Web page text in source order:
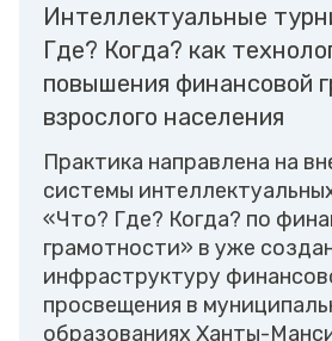
Интеллектуальные
Где? Когда? как
повышения финансовой
взрослого населения
Практика направлена на
системы
«Что? Где? Когда? по
грамотности» в уже
инфраструктуру
просвещения в
образованиях Ханты-